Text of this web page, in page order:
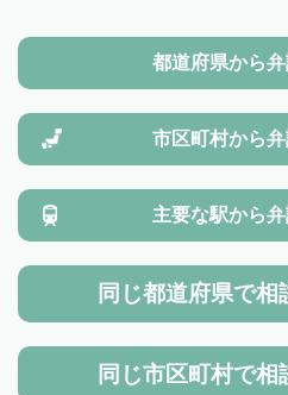
都道府県から
市区町村から
主要な駅から
同じ都道府県で相
同じ市区町村で相